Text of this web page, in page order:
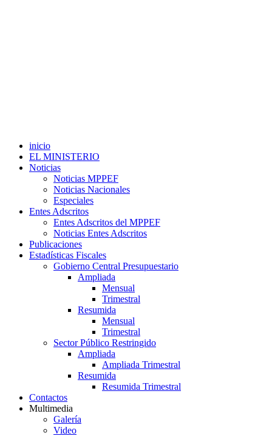
inicio
EL MINISTERIO
Noticias
Noticias MPPEF
Noticias Nacionales
Especiales
Entes Adscritos
Entes Adscritos del MPPEF
Noticias Entes Adscritos
Publicaciones
Estadísticas Fiscales
Gobierno Central Presupuestario
Ampliada
Mensual
Trimestral
Resumida
Mensual
Trimestral
Sector Público Restringido
Ampliada
Ampliada Trimestral
Resumida
Resumida Trimestral
Contactos
Multimedia
Galería
Video